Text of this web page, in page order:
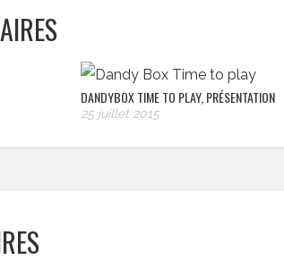
DANDYBOX TIME TO PLAY, PRÉSENTATION
25 juillet 2015